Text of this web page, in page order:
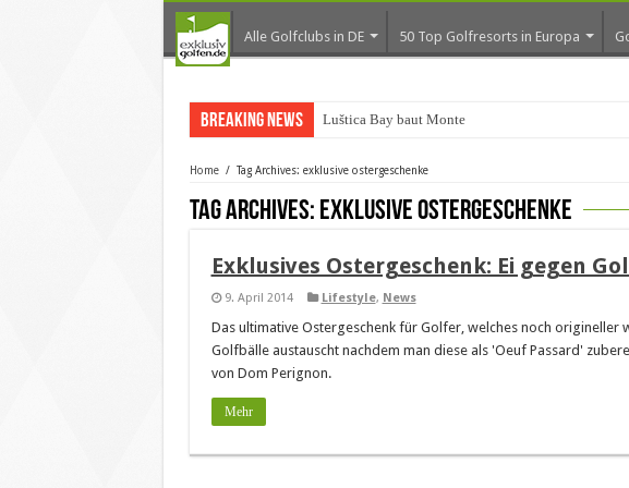
Alle Golfclubs in DE 50 Top Golfresorts in Europa
Breaking News Luštica Bay baut Montenegros e
Home / Tag Archives: exklusive ostergeschenke
Tag Archives: exklusive ostergeschenke
Exklusives Ostergeschenk: Ei gegen
9. April 2014 Lifestyle, News
Das ultimative Ostergeschenk für Golfer, welches noch origineller
Golfbälle austauscht nachdem man diese als 'Oeuf Passard'
von Dom Perignon.
Mehr